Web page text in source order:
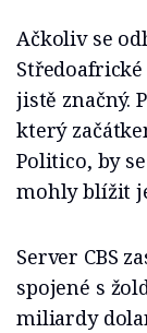
Ačkoliv se
jistě značný.
který
Politico, by
mohly blížit
Server CBS
spojené s
miliardy